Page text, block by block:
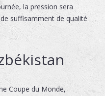
la pression sera
suffisamment de qualité
Coupe du Monde,